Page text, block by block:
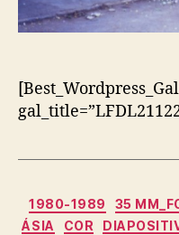
1980-1989 35
ÁSIA
COR